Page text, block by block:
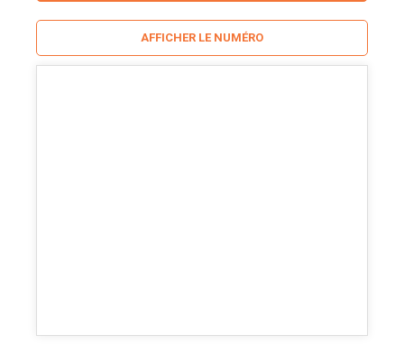
AFFICHER LE NUMÉRO